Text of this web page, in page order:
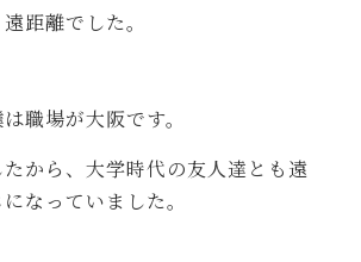
距離でした。
職場が大阪です。
から、大学時代の友人達とも遠
なっていました。